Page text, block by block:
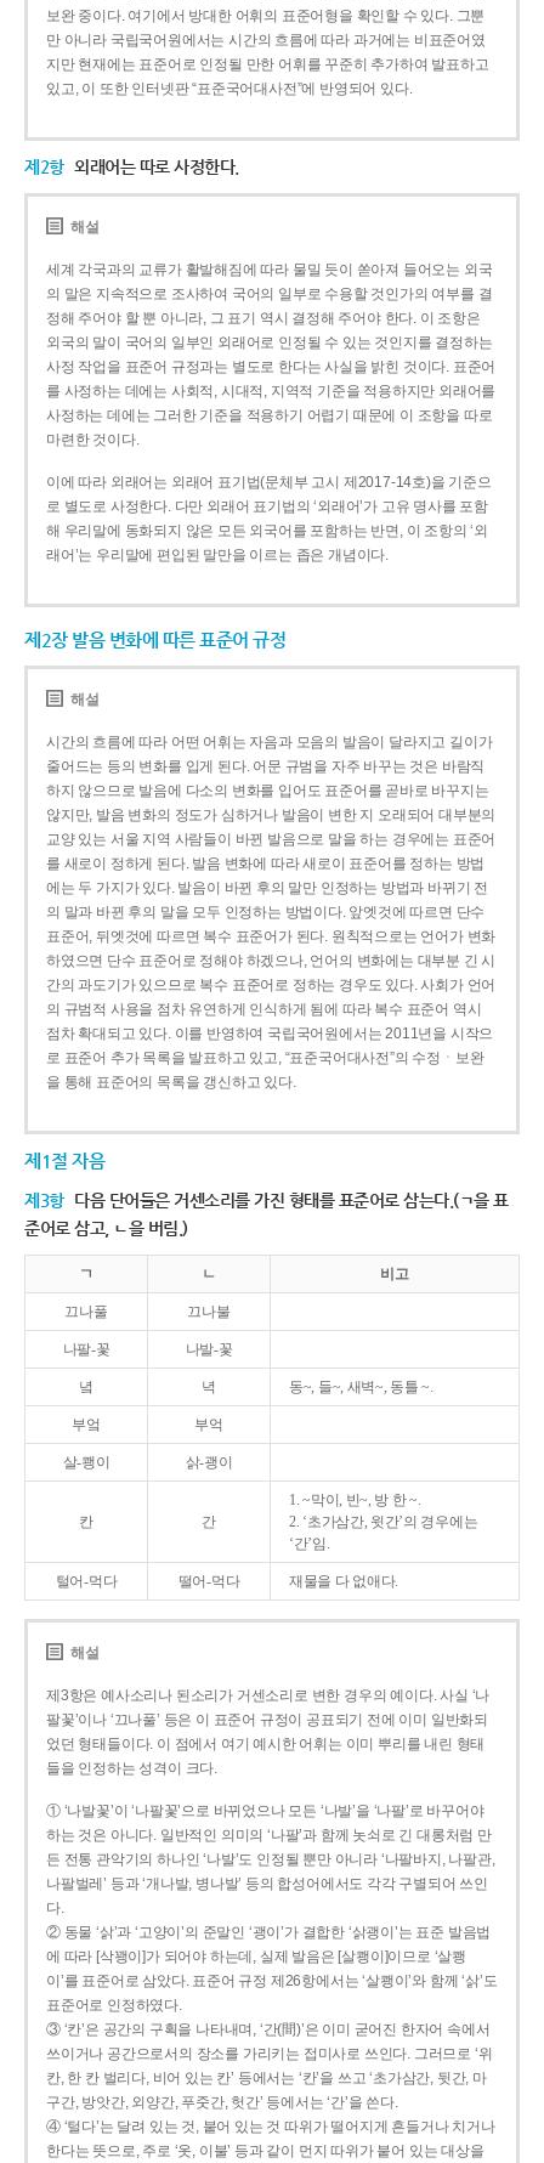
보완 중이다. 여기에서 방대한 어휘의 표준어형을 확인할 수 있다. 그뿐
만 아니라 국립국어원에서는 시간의 흐름에 따라 과거에는 비표준어였
지만 현재에는 표준어로 인정될 만한 어휘를 꾸준히 추가하여 발표하고
있고, 이 또한 인터넷판 “표준국어대사전”에 반영되어 있다.
제2항 외래어는 따로 사정한다.
해설
세계 각국과의 교류가 활발해짐에 따라 물밀 듯이 쏟아져 들어오는 외국
의 말은 지속적으로 조사하여 국어의 일부로 수용할 것인가의 여부를 결
정해 주어야 할 뿐 아니라, 그 표기 역시 결정해 주어야 한다. 이 조항은
외국의 말이 국어의 일부인 외래어로 인정될 수 있는 것인지를 결정하는
사정 작업을 표준어 규정과는 별도로 한다는 사실을 밝힌 것이다. 표준어
를 사정하는 데에는 사회적, 시대적, 지역적 기준을 적용하지만 외래어를
사정하는 데에는 그러한 기준을 적용하기 어렵기 때문에 이 조항을 따로
마련한 것이다.
이에 따라 외래어는 외래어 표기법(문체부 고시 제2017-14호)을 기준으
로 별도로 사정한다. 다만 외래어 표기법의 ‘외래어’가 고유 명사를 포함
해 우리말에 동화되지 않은 모든 외국어를 포함하는 반면, 이 조항의 ‘외
래어’는 우리말에 편입된 말만을 이르는 좁은 개념이다.
제2장 발음 변화에 따른 표준어 규정
해설
시간의 흐름에 따라 어떤 어휘는 자음과 모음의 발음이 달라지고 길이가
줄어드는 등의 변화를 입게 된다. 어문 규범을 자주 바꾸는 것은 바람직
하지 않으므로 발음에 다소의 변화를 입어도 표준어를 곧바로 바꾸지는
않지만, 발음 변화의 정도가 심하거나 발음이 변한 지 오래되어 대부분의
교양 있는 서울 지역 사람들이 바뀐 발음으로 말을 하는 경우에는 표준어
를 새로이 정하게 된다. 발음 변화에 따라 새로이 표준어를 정하는 방법
에는 두 가지가 있다. 발음이 바뀐 후의 말만 인정하는 방법과 바뀌기 전
의 말과 바뀐 후의 말을 모두 인정하는 방법이다. 앞엣것에 따르면 단수
표준어, 뒤엣것에 따르면 복수 표준어가 된다. 원칙적으로는 언어가 변화
하였으면 단수 표준어로 정해야 하겠으나, 언어의 변화에는 대부분 긴 시
간의 과도기가 있으므로 복수 표준어로 정하는 경우도 있다. 사회가 언어
의 규범적 사용을 점차 유연하게 인식하게 됨에 따라 복수 표준어 역시
점차 확대되고 있다. 이를 반영하여 국립국어원에서는 2011년을 시작으
로 표준어 추가 목록을 발표하고 있고, “표준국어대사전”의 수정ㆍ보완
을 통해 표준어의 목록을 갱신하고 있다.
제1절 자음
제3항 다음 단어들은 거센소리를 가진 형태를 표준어로 삼는다.(ㄱ을 표
준어로 삼고, ㄴ을 버림.)
ㄱ ㄴ 비고
끄나풀 끄나불
나팔-꽃 나발-꽃
녘 녁 동~, 들~, 새벽~, 동틀 ~.
부엌 부억
살-쾡이 삵-괭이
칸 간
1. ~막이, 빈~, 방 한 ~.
2. ‘초가삼간, 윗간’의 경우에는
‘간’임.
털어-먹다 떨어-먹다 재물을 다 없애다.
해설
제3항은 예사소리나 된소리가 거센소리로 변한 경우의 예이다. 사실 ‘나
팔꽃’이나 ‘끄나풀’ 등은 이 표준어 규정이 공표되기 전에 이미 일반화되
었던 형태들이다. 이 점에서 여기 예시한 어휘는 이미 뿌리를 내린 형태
들을 인정하는 성격이 크다.
① ‘나발꽃’이 ‘나팔꽃’으로 바뀌었으나 모든 ‘나발’을 ‘나팔’로 바꾸어야
하는 것은 아니다. 일반적인 의미의 ‘나팔’과 함께 놋쇠로 긴 대롱처럼 만
든 전통 관악기의 하나인 ‘나발’도 인정될 뿐만 아니라 ‘나팔바지, 나팔관,
나팔벌레’ 등과 ‘개나발, 병나발’ 등의 합성어에서도 각각 구별되어 쓰인
다.
② 동물 ‘삵’과 ‘고양이’의 준말인 ‘괭이’가 결합한 ‘삵괭이’는 표준 발음법
에 따라 [삭꽹이]가 되어야 하는데, 실제 발음은 [살쾡이]이므로 ‘살쾡
이’를 표준어로 삼았다. 표준어 규정 제26항에서는 ‘살쾡이’와 함께 ‘삵’도
표준어로 인정하였다.
③ ‘칸’은 공간의 구획을 나타내며, ‘간(間)’은 이미 굳어진 한자어 속에서
쓰이거나 공간으로서의 장소를 가리키는 접미사로 쓰인다. 그러므로 ‘위
칸, 한 칸 벌리다, 비어 있는 칸’ 등에서는 ‘칸’을 쓰고 ‘초가삼간, 뒷간, 마
구간, 방앗간, 외양간, 푸줏간, 헛간’ 등에서는 ‘간’을 쓴다.
④ ‘털다’는 달려 있는 것, 붙어 있는 것 따위가 떨어지게 흔들거나 치거나
한다는 뜻으로, 주로 ‘옷, 이불’ 등과 같이 먼지 따위가 붙어 있는 대상을